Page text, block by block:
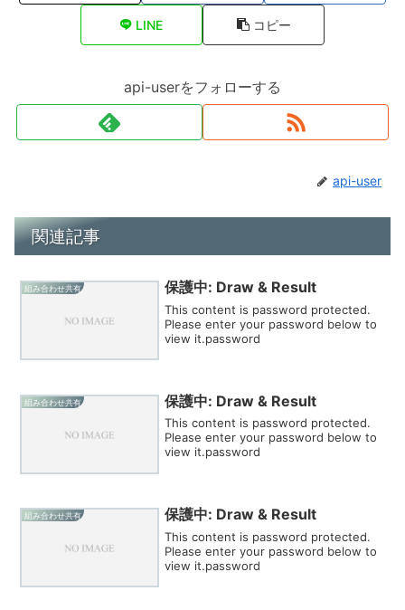
LINE コピー
api-userをフォローする
api-user
関連記事
組み合わせ共有 保護中: Draw & Result
This content is password protected.
Please enter your password below to
view it.password
組み合わせ共有 保護中: Draw & Result
This content is password protected.
Please enter your password below to
view it.password
組み合わせ共有 保護中: Draw & Result
This content is password protected.
Please enter your password below to
view it.password